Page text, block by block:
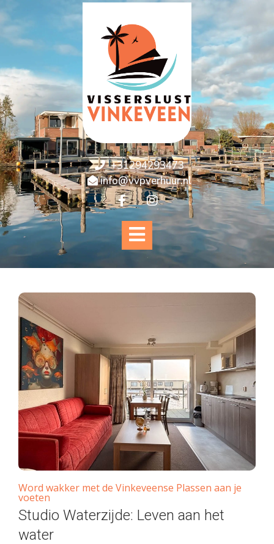
+31294293473
info@vvpverhuur.nl
Word wakker met de Vinkeveense Plassen aan je
voeten
Studio Waterzijde: Leven aan het
water